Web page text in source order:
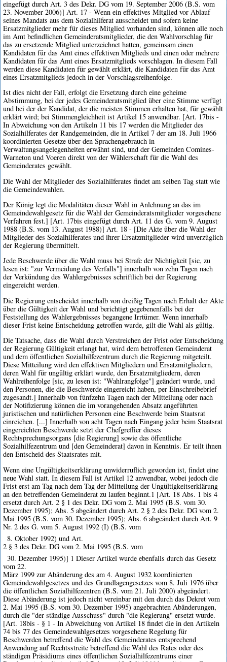
eingefügt durch Art. 3 des Dekr. DG vom 19. September 2006 (B.S. vom
23. November 2006)] Art. 17 - Wenn ein effektives Mitglied vor Ablauf
seines Mandats aus dem Sozialhilferat ausscheidet und sofern keine
Ersatzmitglieder mehr für dieses Mitglied vorhanden sind, können alle noch
im Amt befindlichen Gemeinderatsmitglieder, die den Wahlvorschlag für
das zu ersetzende Mitglied unterzeichnet hatten, gemeinsam einen
Kandidaten für das Amt eines effektiven Mitglieds und einen oder mehrere
Kandidaten für das Amt eines Ersatzmitglieds vorschlagen. In diesem Fall
werden diese Kandidaten für gewählt erklärt, die Kandidaten für das Amt
eines Ersatzmitglieds jedoch in der Vorschlagsreihenfolge.
Ist dies nicht der Fall, erfolgt die Ersetzung durch eine geheime
Abstimmung, bei der jedes Gemeinderatsmitglied über eine Stimme verfügt
und bei der der Kandidat, der die meisten Stimmen erhalten hat, für gewählt
erklärt wird; bei Stimmengleichheit ist Artikel 15 anwendbar. [Art. 17bis -
In Abweichung von den Artikeln 11 bis 17 werden die Mitglieder des
Sozialhilferates der Randgemeinden, die in Artikel 7 der am 18. Juli 1966
koordinierten Gesetze über den Sprachengebrauch in
Verwaltungsangelegenheiten erwähnt sind, und der Gemeinden Comines-
Warneton und Voeren direkt von der Wählerschaft für die Wahl des
Gemeinderates gewählt.
Die Wahl der Mitglieder des Sozialhilferates findet am selben Tag statt wie
die Gemeindewahlen.
Der König legt die Modalitäten dieser Wahl in Anlehnung an das im
Gemeindewahlgesetz für die Wahl der Gemeinderatsmitglieder vorgesehene
Verfahren fest.] [Art. 17bis eingefügt durch Art. 11 des G. vom 9. August
1988 (B.S. vom 13. August 1988)] Art. 18 - [Die Akte über die Wahl der
Mitglieder des Sozialhilferates und ihrer Ersatzmitglieder wird unverzüglich
der Regierung übermittelt.
Jede Beschwerde über die Wahl muss bei Strafe der Nichtigkeit [sic, zu
lesen ist: "zur Vermeidung des Verfalls"] innerhalb von zehn Tagen nach
der Verkündung des Wahlergebnisses schriftlich bei der Regierung
eingereicht werden.
Die Regierung entscheidet innerhalb von dreißig Tagen nach Erhalt der Akte
über die Gültigkeit der Wahl und berichtigt gegebenenfalls bei der
Feststellung des Wahlergebnisses begangene Irrtümer. Wenn innerhalb
dieser Frist keine Entscheidung getroffen wurde, gilt die Wahl als gültig.
Die Tatsache, dass die Wahl durch Verstreichen der Frist oder Entscheidung
der Regierung Gültigkeit erlangt hat, wird dem betroffenen Gemeinderat
und dem öffentlichen Sozialhilfezentrum durch die Regierung mitgeteilt.
Diese Mitteilung wird den effektiven Mitgliedern und Ersatzmitgliedern,
deren Wahl für ungültig erklärt wurde, den Ersatzmitgliedern, deren
Wahlreihenfolge [sic, zu lesen ist: "Wahlrangfolge"] geändert wurde, und
den Personen, die die Beschwerde eingereicht haben, per Einschreibebrief
zugesandt.] Innerhalb von fünfzehn Tagen nach der Mitteilung oder nach
der Notifizierung können die im vorangehenden Absatz angeführten
juristischen und natürlichen Personen eine Beschwerde beim Staatsrat
einreichen. [...] Innerhalb von acht Tagen nach Eingang jeder beim Staatsrat
eingereichten Beschwerde setzt der Chefgreffier dieses
Rechtsprechungsorgans [die Regierung] sowie das öffentliche
Sozialhilfezentrum und [den Gemeinderat] davon in Kenntnis. Er teilt ihnen
den Entscheid des Staatsrates mit.
Wenn eine Ungültigkeitserklärung unwiderruflich geworden ist, findet eine
neue Wahl statt. In diesem Fall ist Artikel 12 anwendbar, wobei jedoch die
Frist erst am Tag nach dem Tag der Mitteilung der Ungültigkeitserklärung
an den betreffenden Gemeinderat zu laufen beginnt.1 [Art. 18 Abs. 1 bis 4
ersetzt durch Art. 2 § 1 des Dekr. DG vom 2. Mai 1995 (B.S. vom 30.
Dezember 1995); Abs. 5 abgeändert durch Art. 2 § 2 des Dekr. DG vom 2.
Mai 1995 (B.S. vom 30. Dezember 1995); Abs. 6 abgeändert durch Art. 9
Nr. 2 des G. vom 5. August 1992 (I) (B.S. vom
8. Oktober 1992) und Art.
2 § 3 des Dekr. DG vom 2. Mai 1995 (B.S. vom
30. Dezember 1995)] 1 Dieser Artikel wurde ebenfalls durch das Gesetz
vom 22.
März 1999 zur Abänderung des am 4. August 1932 koordinierten
Gemeindewahlgesetzes und des Grundlagengesetzes vom 8. Juli 1976 über
die öffentlichen Sozialhilfezentren (B.S. vom 21. Juli 2000) abgeändert.
Diese Abänderung ist jedoch nicht vereinbar mit den durch das Dekret vom
2. Mai 1995 (B.S. vom 30. Dezember 1995) angebrachten Abänderungen,
durch die "der ständige Ausschuss" durch "die Regierung" ersetzt wurde.
[Art. 18bis - § 1 - In Abweichung von Artikel 18 findet die in den Artikeln
74 bis 77 des Gemeindewahlgesetzes vorgesehene Regelung für
Beschwerden betreffend die Wahl des Gemeinderates entsprechend
Anwendung auf Rechtsstreite betreffend die Wahl des Rates oder des
ständigen Präsidiums eines öffentlichen Sozialhilfezentrums einer